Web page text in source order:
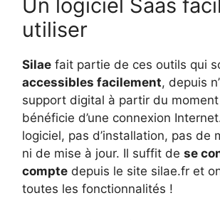
Un logiciel Saas
utiliser
Silae fait partie de ces outils qui
accessibles facilement, depuis
support digital à partir du moment
bénéficie d’une connexion
logiciel, pas d’installation, pas de
ni de mise à jour. Il suffit de se
compte depuis le site silae.fr et
toutes les fonctionnalités !